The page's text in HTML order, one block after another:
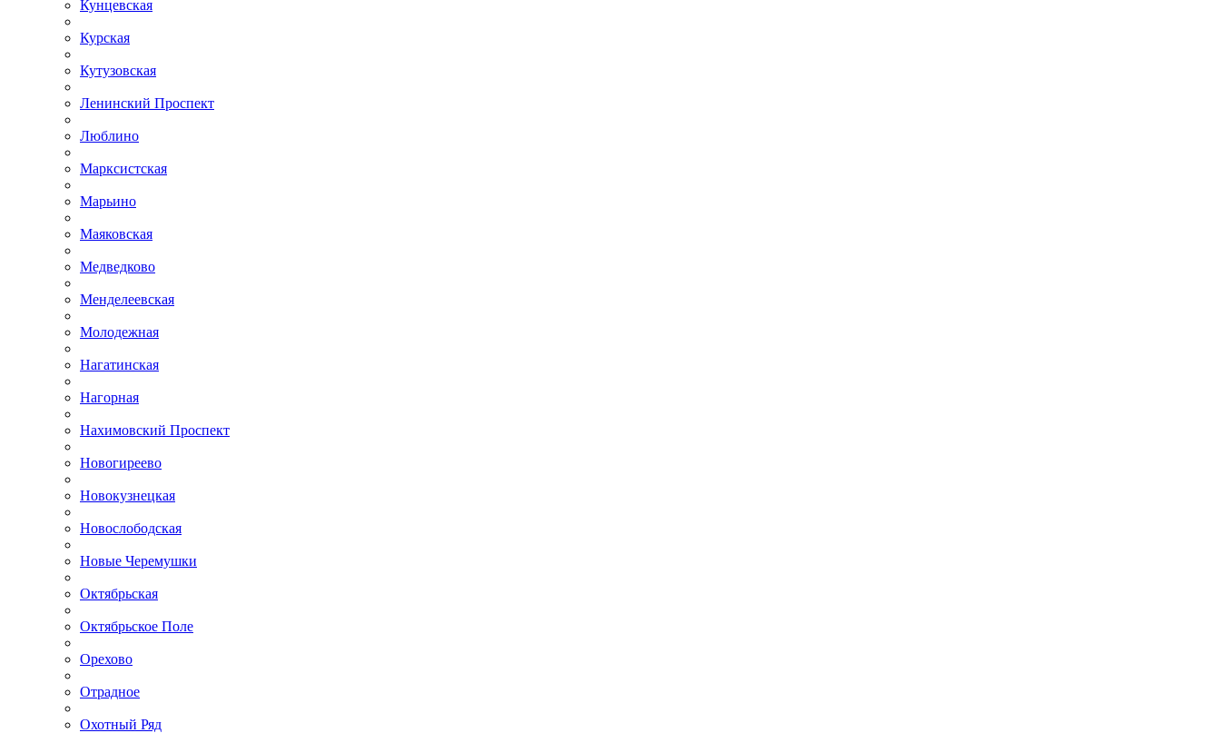
Кунцевская
Курская
Кутузовская
Ленинский Проспект
Люблино
Марксистская
Марьино
Маяковская
Медведково
Менделеевская
Молодежная
Нагатинская
Нагорная
Нахимовский Проспект
Новогиреево
Новокузнецкая
Новослободская
Новые Черемушки
Октябрьская
Октябрьское Поле
Орехово
Отрадное
Охотный Ряд